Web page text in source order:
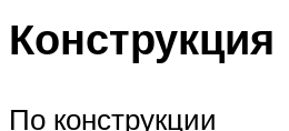
По конструкции